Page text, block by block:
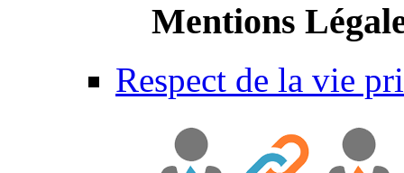
Mentions
Respect de la vie